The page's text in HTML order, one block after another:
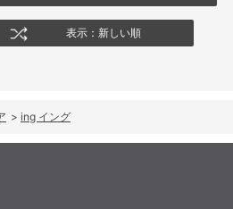
表示：新しい順
> ing イング